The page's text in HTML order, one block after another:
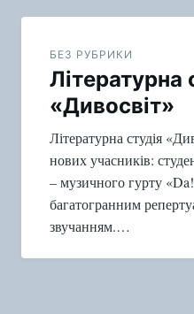
БЕЗ РУБРИКИ
Літературна
«Дивосвіт»
Літературна студія
нових учасників:
– музичного гурту
багатогранним
звучанням.…